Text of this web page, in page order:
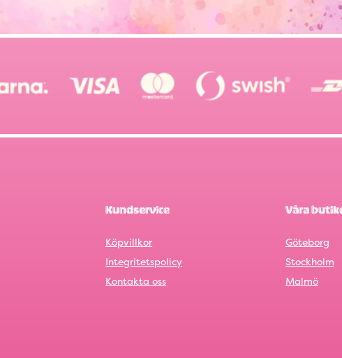
Kundservice
Köpvillkor
Integritetspolicy
Kontakta oss
Våra
Göteborg
Stockholm
Malmö